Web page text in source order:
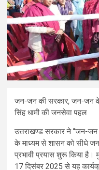
जन-जन की सरकार, जन-जन के
सिंह धामी की जनसेवा पहल
उत्तराखण्ड सरकार ने “जन-
के माध्यम से शासन को सीधे
प्रभावी प्रयास शुरू किया है।
17 दिसंबर 2025 से यह